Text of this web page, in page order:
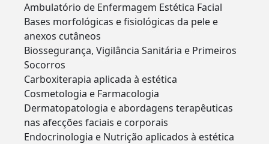
Ambulatório de Enfermagem Estética Facial
Bases morfológicas e fisiológicas da pele e
anexos cutâneos
Biossegurança, Vigilância Sanitária e Primeiros
Socorros
Carboxiterapia aplicada à estética
Cosmetologia e Farmacologia
Dermatopatologia e abordagens terapêuticas
nas afecções faciais e corporais
Endocrinologia e Nutrição aplicados à estética